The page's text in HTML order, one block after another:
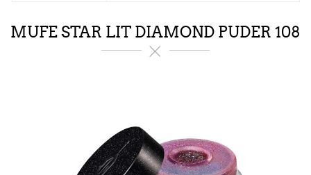
MUFE STAR LIT DIAMOND PUDER 108